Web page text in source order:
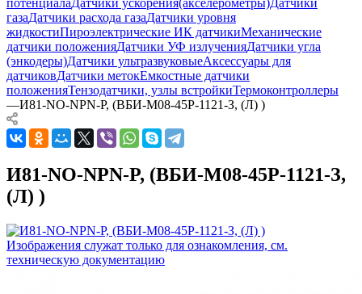
потенциалаДатчики ускорения(акселерометры)Датчики
газаДатчики расхода газаДатчики уровня
жидкостиПироэлектрические ИК датчикиМеханические
датчики положенияДатчики УФ излученияДатчики угла
(энкодеры)Датчики ультразвуковыеАксессуары для
датчиковДатчики метокЕмкостные датчики
положенияТензодатчики, узлы встройкиТермоконтроллеры
—И81-NO-NPN-P, (ВБИ-М08-45Р-1121-З, (Л) )
И81-NO-NPN-P, (ВБИ-М08-45Р-1121-З,
(Л) )
Изображения служат только для ознакомления, см.
техническую документацию